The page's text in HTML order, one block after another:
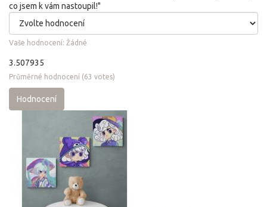
co jsem k vám nastoupil!"
Vaše hodnocení: Žádné
3.507935
Průměrné hodnocení (63 votes)
Hodnocení